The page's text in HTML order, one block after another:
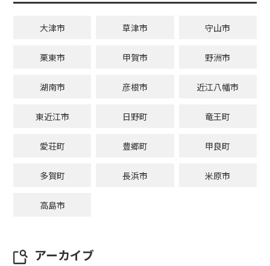
大津市 草津市 守山市
栗東市 甲賀市 野洲市
湖南市 彦根市 近江八幡市
東近江市 日野町 竜王町
愛荘町 豊郷町 甲良町
多賀町 長浜市 米原市
高島市
アーカイブ